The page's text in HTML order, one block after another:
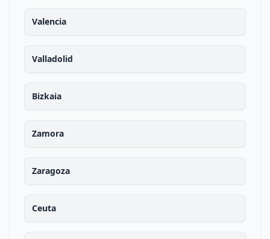
Valencia
Valladolid
Bizkaia
Zamora
Zaragoza
Ceuta